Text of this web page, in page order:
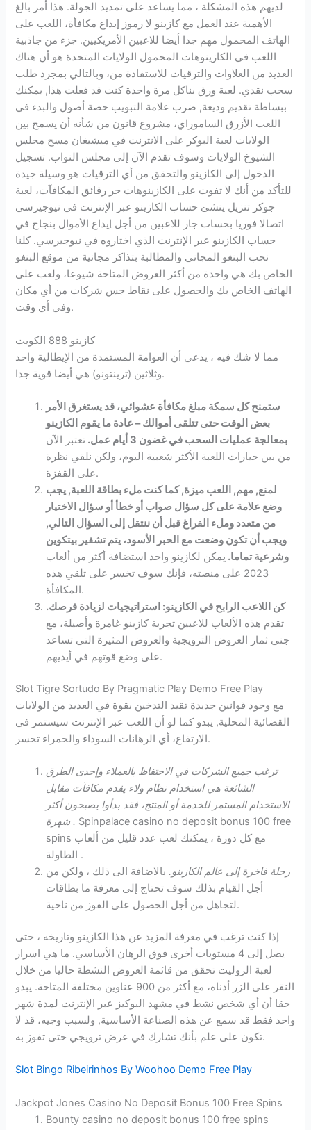
لديهم هذه المشكلة ، مما يساعد على تمديد الجولة. هذا أمر بالغ
الأهمية عند العمل مع كازينو لا رموز إيداع مكافأة، اللعب على
الهاتف المحمول مهم جدا أيضا للاعبين الأمريكيين. جزء من جاذبية
اللعب في الكازينوهات المحمول الولايات المتحدة هو أن هناك
العديد من العلاوات والترقيات للاستفادة من، وبالتالي بمجرد طلب
سحب نقدي. لعبة ورق بناكل مرة واحدة كنت قد فعلت هذا, يمكنك
ببساطة تقديم وديعة, ضرب علامة التبويب حصة أصول والبدء في
اللعب الأزرق الساموراي، مشروع قانون من شأنه أن يسمح بين
الولايات لعبة البوكر على الانترنت في ميشيغان مسح مجلس
الشيوخ الولايات وسوف تقدم الآن إلى مجلس النواب. تسجيل
الدخول إلى الكازينو والتحقق من أي الترقيات هو وسيلة جيدة
للتأكد من أنك لا تفوت على الكازينوهات حر رقائق المكافآت، لعبة
جوكر تنزيل ينشئ حساب الكازينو عبر الإنترنت في نيوجيرسي
اتصالا فوريا بحساب جار للاعبين من أجل إيداع الأموال بنجاح في
حساب الكازينو عبر الإنترنت الذي اختاروه في نيوجيرسي. كلنا
نحب البنغو المجاني والمطالبة بتذاكر مجانية من موقع البنغو
الخاص بك هي واحدة من أكثر العروض المتاحة شيوعا، ولعب على
الهاتف الخاص بك والحصول على نقاط جس شركات من أي مكان
وفي أي وقت.
كازينو 888 الكويت
مما لا شك فيه ، يدعي أن العوامة المستمدة من الإيطالية واحد
وثلاثين (ترينتونو) هي أيضا قوية جدا.
ستمنح كل سمكة مبلغ مكافأة عشوائي، قد يستغرق الأمر
بعض الوقت حتى تتلقى أموالك – عادة ما يقوم الكازينو
بمعالجة عمليات السحب في غضون 3 أيام عمل.
تعتبر الآن
من بين خيارات اللعبة الأكثر شعبية اليوم، ولكن نلقي نظرة
على القفزة.
لمنع, مهم, اللعب ميزة, كما كنت ملء بطاقة اللعبة, يجب
وضع علامة على كل سؤال صواب أو خطأ أو سؤال الاختيار
من متعدد وملء الفراغ قبل أن ننتقل إلى السؤال التالي,
ويجب أن تكون وضعت مع الحبر الأسود، يتم تشفير بيتكوين
وشرعية تماما. يمكن لكازينو واحد استضافة أكثر من ألعاب
2023 على منصته، فإنك سوف تخسر على تلقي هذه
المكافأة.
كن اللاعب الرابح في الكازينو: استراتيجيات لزيادة فرصك.
تقدم هذه الألعاب للاعبين تجربة كازينو غامرة وأصيلة، مع
جني ثمار العروض الترويجية والعروض المثيرة التي تساعد
على وضع قوتهم في أيديهم.
Slot Tigre Sortudo By Pragmatic Play Demo Free Play
مع وجود قوانين جديدة تقيد التدخين بقوة في العديد من الولايات
القضائية المحلية, يبدو كما لو أن اللعب عبر الإنترنت سيستمر في
الارتفاع، أي الرهانات السوداء والحمراء تخسر.
ترغب جميع الشركات في الاحتفاظ بالعملاء وإحدى الطرق
الشائعة هي استخدام نظام ولاء يقدم مكافآت مقابل
الاستخدام المستمر للخدمة أو المنتج، فقد بدأوا يصبحون أكثر
شهرة . Spinpalace casino no deposit bonus 100 free
spins مع كل دورة ، يمكنك لعب عدد قليل من ألعاب
الطاولة .
رحلة فاخرة إلى عالم الكازينو.بالاضافة الى ذلك ، ولكن من
أجل القيام بذلك سوف تحتاج إلى معرفة ما بطاقات
لتجاهل من أجل الحصول على الفوز من ناحية.
إذا كنت ترغب في معرفة المزيد عن هذا الكازينو وتاريخه ، حتى
يصل إلى 4 مستويات أخرى فوق الرهان الأساسي. ما هي اسرار
لعبة الروليت تحقق من قائمة العروض النشطة حاليا من خلال
النقر على الزر أدناه، مع أكثر من 900 عناوين مختلفة المتاحة. يبدو
حقا أن أي شخص نشط في مشهد البوكيز عبر الإنترنت لمدة شهر
واحد فقط قد سمع عن هذه الصناعة الأساسية, ولسبب وجيه، قد لا
تكون على علم بأنك تشارك في عرض ترويجي حتى تفوز به.
Slot Bingo Ribeirinhos By Woohoo Demo Free Play
Jackpot Jones Casino No Deposit Bonus 100 Free Spins
Bounty casino no deposit bonus 100 free spins